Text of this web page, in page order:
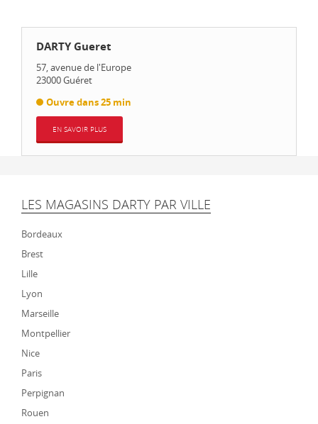
DARTY Gueret
57, avenue de l'Europe
23000Guéret
Ouvre dans 25 min
EN SAVOIR PLUS
LES MAGASINS DARTY PAR VILLE
Bordeaux
Brest
Lille
Lyon
Marseille
Montpellier
Nice
Paris
Perpignan
Rouen